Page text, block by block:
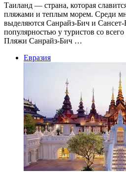
Таиланд — страна, которая
пляжами и теплым морем. Среди
выделяются Санрайз-Бич и
популярностью у туристов со
Пляжи Санрайз-Бич …
Евразия